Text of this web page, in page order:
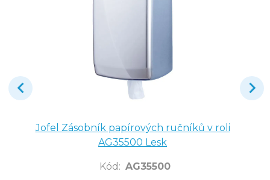
Jofel Zásobník papírových ručníků v roli
AG35500 Lesk
Kód : AG35500